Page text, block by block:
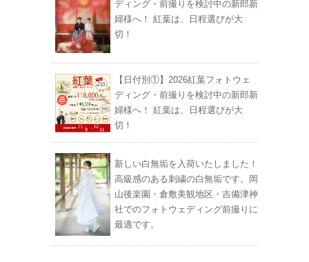
ディング・前撮りを検討中の新郎新
婦様へ！ 紅葉は、日程選びが大
切！
【日付別①】2026紅葉フォトウェ
ディング・前撮りを検討中の新郎新
婦様へ！ 紅葉は、日程選びが大
切！
新しい白無垢を入荷いたしました！
高級感のある刺繍の白無垢です。岡
山後楽園・倉敷美観地区・吉備津神
社でのフォトウェディング前撮りに
最適です。